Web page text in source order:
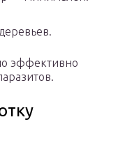
эффективно